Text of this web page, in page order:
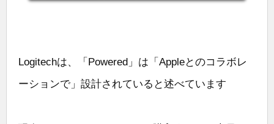
Logitechは、「Powered」は「Appleとのコラボレ
ーションで」設計されていると述べています